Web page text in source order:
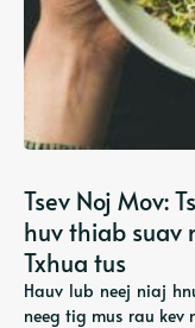
Tsev Noj Mov:
huv thiab suav
Txhua tus
Hauv lub neej niaj
neeg tig mus rau kev